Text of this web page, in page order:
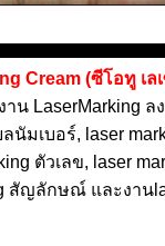
Cream(ซีโอทู เล
าน LaserMarking ล
ลนัมเบอร์, laser
ตัวเลข, laser
สัญลักษณ์ และงาน